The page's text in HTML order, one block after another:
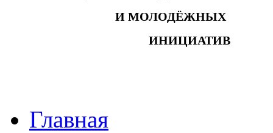
И МОЛОДЁЖНЫХ
ИНИЦИАТИВ
Главная